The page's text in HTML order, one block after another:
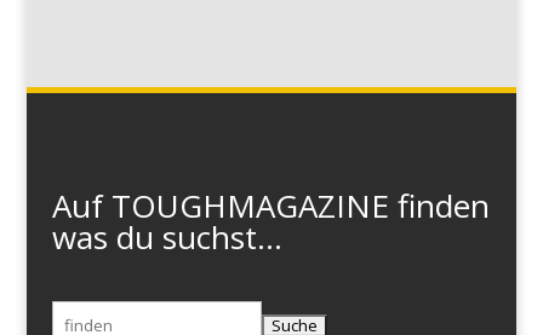
Auf TOUGHMAGAZINE finden
was du suchst...
Suchen